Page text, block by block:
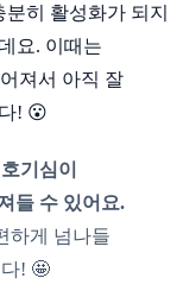
히 활성화가 되지
요. 이때는
져서 아직 잘
! 😮
호기심이
들 수 있어요.
하게 넘나들
! 🤩